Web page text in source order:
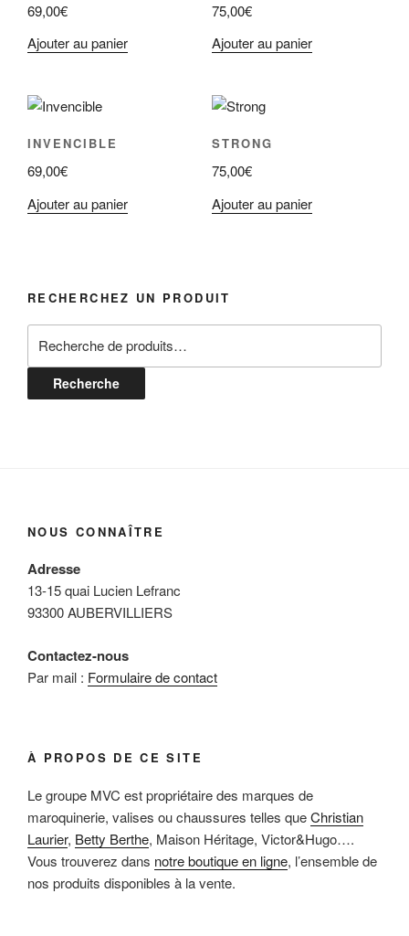
69,00€
Ajouter au panier
75,00€
Ajouter au panier
INVENCIBLE
69,00€
Ajouter au panier
STRONG
75,00€
Ajouter au panier
RECHERCHEZ UN PRODUIT
pour :
Recherche
NOUS CONNAÎTRE
Adresse
13-15 quai Lucien Lefranc
93300 AUBERVILLIERS
Contactez-nous
Par mail : Formulaire de contact
À PROPOS DE CE SITE
Le groupe MVC est propriétaire des marques de
maroquinerie, valises ou chaussures telles queChristian
Laurier, Betty Berthe, Maison Héritage, Victor&Hugo….
Vous trouverez dans notre boutique en ligne, l’ensemble de
nos produits disponibles à la vente.